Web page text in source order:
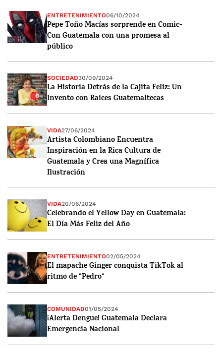
ENTRETENIMIENTO06/10/2024
Pepe Toño Macías sorprende en Comic-
Con Guatemala con una promesa al
público
SOCIEDAD30/09/2024
La Historia Detrás de la Cajita Feliz: Un
Invento con Raíces Guatemaltecas
VIDA27/06/2024
Artista Colombiano Encuentra
Inspiración en la Rica Cultura de
Guatemala y Crea una Magnífica
Ilustración
VIDA20/06/2024
Celebrando el Yellow Day en Guatemala:
El Día Más Feliz del Año
ENTRETENIMIENTO02/05/2024
El mapache Ginger conquista TikTok al
ritmo de "Pedro"
COMUNIDAD01/05/2024
¡Alerta Dengue! Guatemala Declara
Emergencia Nacional